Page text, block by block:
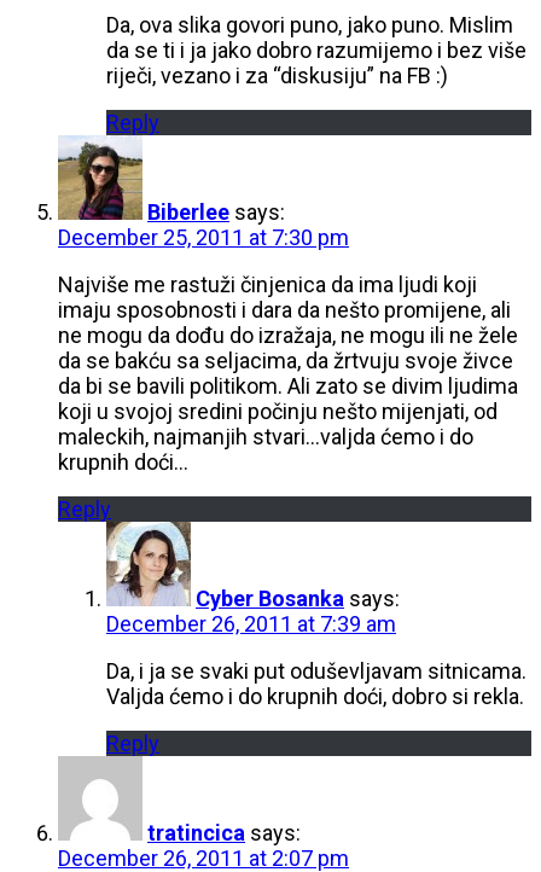
Da, ova slika govori puno, jako puno. Mislim
da se ti i ja jako dobro razumijemo i bez više
riječi, vezano i za “diskusiju” na FB :)
Reply
Biberlee says:
December 25, 2011 at 7:30 pm
Najviše me rastuži činjenica da ima ljudi koji
imaju sposobnosti i dara da nešto promijene, ali
ne mogu da dođu do izražaja, ne mogu ili ne žele
da se bakću sa seljacima, da žrtvuju svoje živce
da bi se bavili politikom. Ali zato se divim ljudima
koji u svojoj sredini počinju nešto mijenjati, od
maleckih, najmanjih stvari…valjda ćemo i do
krupnih doći…
Reply
Cyber Bosanka says:
December 26, 2011 at 7:39 am
Da, i ja se svaki put oduševljavam sitnicama.
Valjda ćemo i do krupnih doći, dobro si rekla.
Reply
tratincica says:
December 26, 2011 at 2:07 pm